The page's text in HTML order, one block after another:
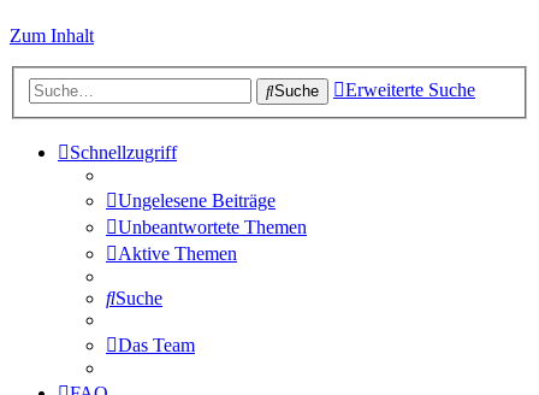
Zum Inhalt
Suche Erweiterte Suche
Schnellzugriff
Ungelesene Beiträge
Unbeantwortete Themen
Aktive Themen
Suche
Das Team